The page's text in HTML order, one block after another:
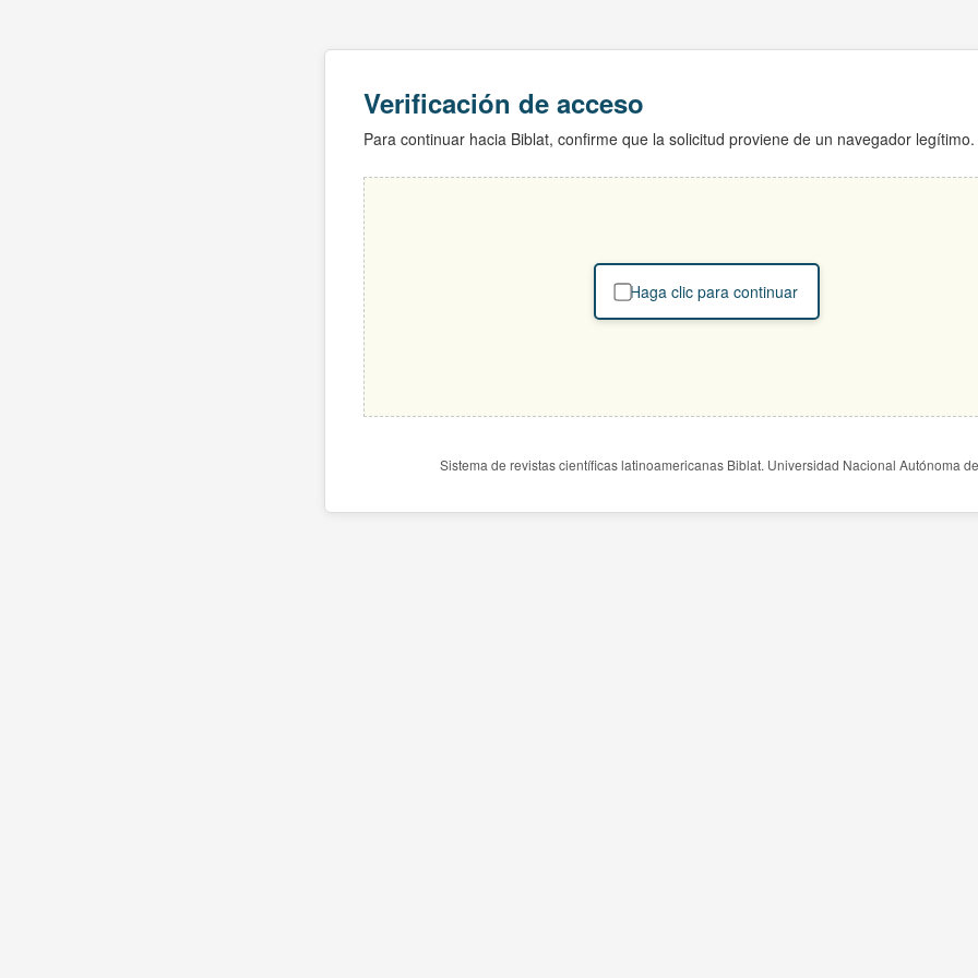
Verificación de acceso
Para continuar hacia Biblat, confirme que la solicitud proviene de un navegador legítimo.
Haga clic para continuar
Sistema de revistas científicas latinoamericanas Biblat. Universidad Nacional Autónoma